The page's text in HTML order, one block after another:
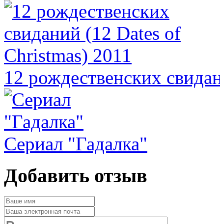
12 рождественских
Сериал "Гадалка"
Добавить отзыв